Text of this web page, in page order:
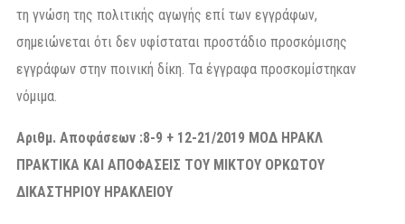
τη γνώση της πολιτικής αγωγής επί των εγγράφων,
σημειώνεται ότι δεν υφίσταται προστάδιο προσκόμισης
εγγράφων στην ποινική δίκη. Τα έγγραφα προσκομίστηκαν
νόμιμα.
Αριθμ. Αποφάσεων :8-9 + 12-21/2019 ΜΟΔ ΗΡΑΚΛ
ΠΡΑΚΤΙΚΑ ΚΑΙ ΑΠΟΦΑΣΕΙΣ ΤΟΥ ΜΙΚΤΟΥ ΟΡΚΩΤΟΥ
ΔΙΚΑΣΤΗΡΙΟΥ ΗΡΑΚΛΕΙΟΥ